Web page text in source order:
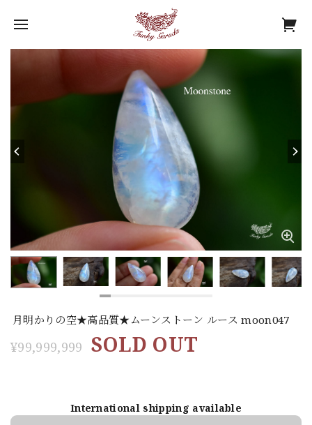
月明かりの空★高品質★ムーンストーン ルース moon047
¥99,999,999 SOLD OUT
International shipping available